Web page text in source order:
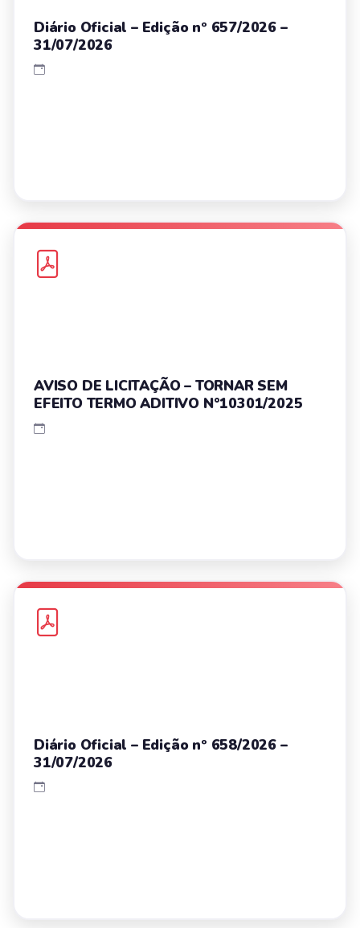
Diário Oficial – Edição nº 657/2026 –
31/07/2026
AVISO DE LICITAÇÃO – TORNAR SEM
EFEITO TERMO ADITIVO N°10301/2025
Diário Oficial – Edição nº 658/2026 –
31/07/2026